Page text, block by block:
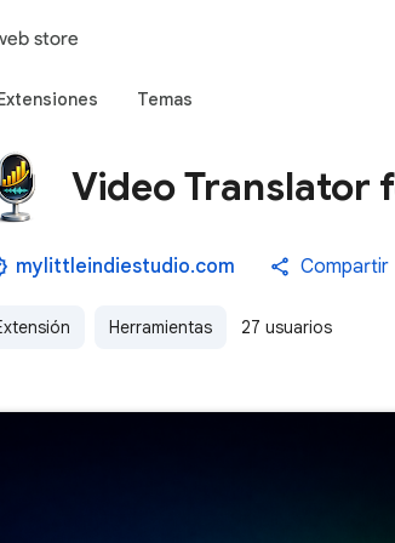
store
Temas
Video Translator
mylittleindiestudio.com Compartir
Herramientas 27 usuarios